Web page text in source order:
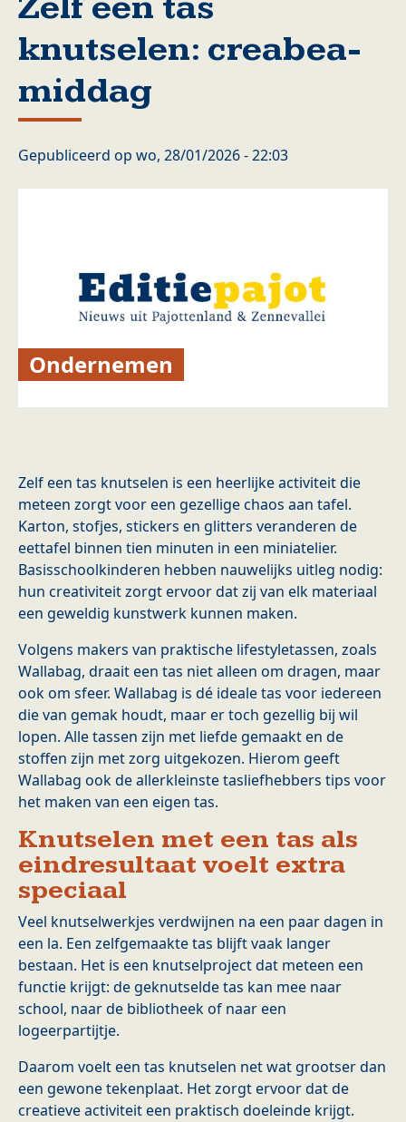
knutselen: creabea-
middag
Gepubliceerd op wo, 28/01/2026 - 22:03
Ondernemen
Zelf een tas knutselen is een heerlijke activiteit die
meteen zorgt voor een gezellige chaos aan tafel.
Karton, stofjes, stickers en glitters veranderen de
eettafel binnen tien minuten in een miniatelier.
Basisschoolkinderen hebben nauwelijks uitleg nodig:
hun creativiteit zorgt ervoor dat zij van elk materiaal
een geweldig kunstwerk kunnen maken.
Volgens makers van praktische lifestyletassen, zoals
Wallabag, draait een tas niet alleen om dragen, maar
ook om sfeer. Wallabag is dé ideale tas voor iedereen
die van gemak houdt, maar er toch gezellig bij wil
lopen. Alle tassen zijn met liefde gemaakt en de
stoffen zijn met zorg uitgekozen. Hierom geeft
Wallabag ook de allerkleinste tasliefhebbers tips voor
het maken van een eigen tas.
Knutselen met een tas als
eindresultaat voelt extra
speciaal
Veel knutselwerkjes verdwijnen na een paar dagen in
een la. Een zelfgemaakte tas blijft vaak langer
bestaan. Het is een knutselproject dat meteen een
functie krijgt: de geknutselde tas kan mee naar
school, naar de bibliotheek of naar een
logeerpartijtje.
Daarom voelt een tas knutselen net wat grootser dan
een gewone tekenplaat. Het zorgt ervoor dat de
creatieve activiteit een praktisch doeleinde krijgt.